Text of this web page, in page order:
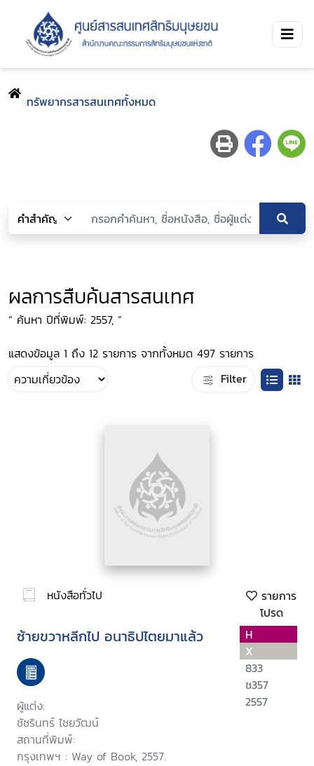
ทรัพยากรสารสนเทศทั้งหมด
ผลการสืบค้นสารสนเทศ
“ ค้นหา ปีที่พิมพ์: 2557, ”
แสดงข้อมูล 1 ถึง 12 รายการ จากทั้งหมด 497 รายการ
Filter
หนังสือทั่วไป
รายการ
โปรด
ซ้ายขวาหลีกไป อนาธิปไตยมาแล้ว
ผู้แต่ง:
ชัชรินทร์ ไชยวัฒน์
สถานที่พิมพ์:
กรุงเทพฯ : Way of Book, 2557.
H
X
833
ช357
2557